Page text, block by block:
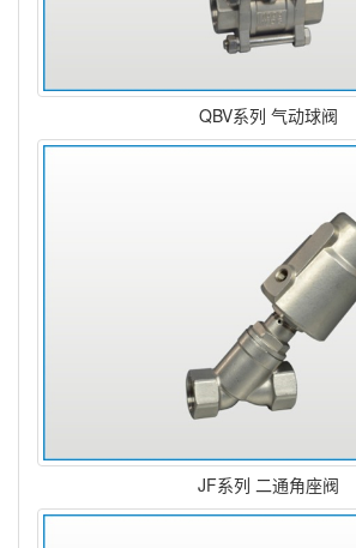
QBV系列 气动球阀
JF系列 二通角座阀